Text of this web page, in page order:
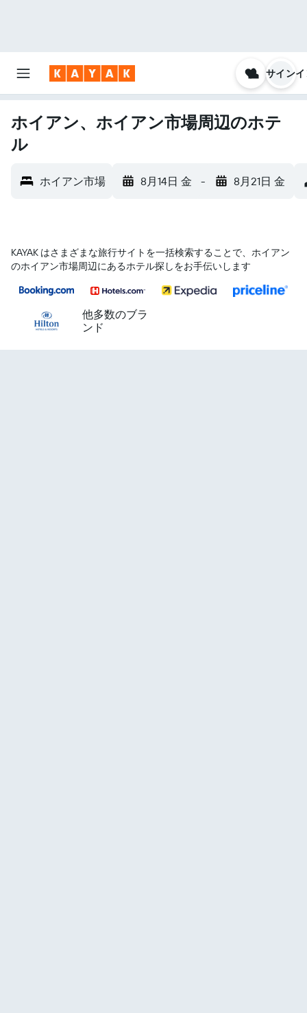
サイン
ホイアン、ホイアン市場周辺のホテ
ル
ホイアン市場 8月14日 金 - 8月21日 金
KAYAK はさまざまな旅行サイトを一括検索することで、ホイアン​
のホイアン市場​周辺にあるホテル探しをお手伝いします
他多数のブラ
ンド